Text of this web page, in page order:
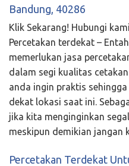
Bandung, 40286
Klik Sekarang! Hubungi
Percetakan terdekat –
memerlukan jasa
dalam segi kualitas
anda ingin praktis
dekat lokasi saat ini.
jika kita menginginkan
meskipun demikian jangan
Percetakan Terdekat